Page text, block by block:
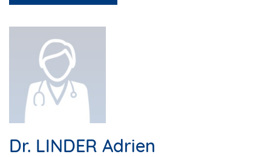
Dr. LINDER Adrien